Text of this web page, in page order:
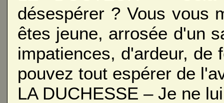
désespérer ? Vous vous
êtes jeune, arrosée d'un
impatiences, d'ardeur, de
pouvez tout espérer de
LA DUCHESSE – Je ne